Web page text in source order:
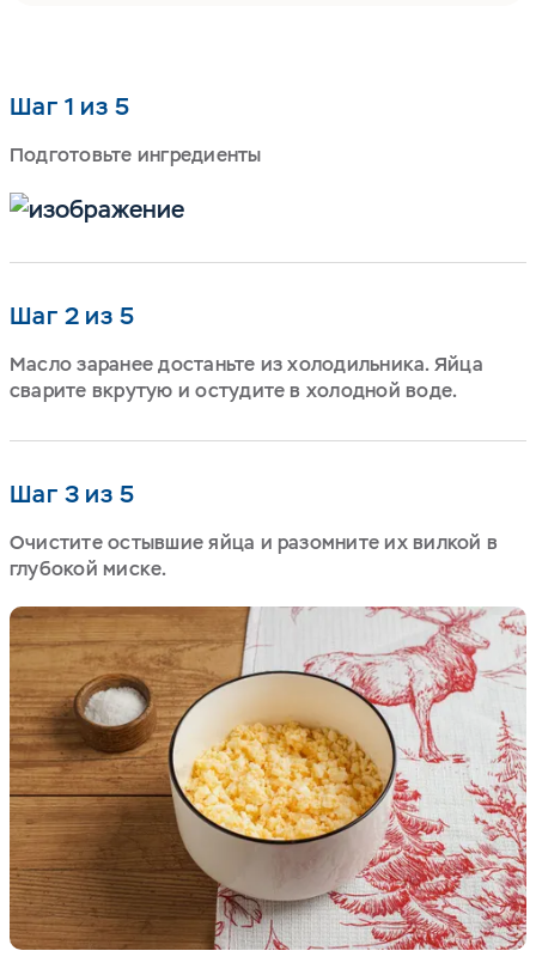
Шаг 1 из 5
Подготовьте ингредиенты
Шаг 2 из 5
Масло заранее достаньте из холодильника. Яйца
сварите вкрутую и остудите в холодной воде.
Шаг 3 из 5
Очистите остывшие яйца и разомните их вилкой в
глубокой миске.